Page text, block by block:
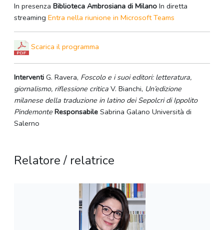
In presenza Biblioteca Ambrosiana di Milano In diretta
streaming Entra nella riunione in Microsoft Teams
Scarica il programma
Interventi G. Ravera, Foscolo e i suoi editori: letteratura,
giornalismo, riflessione critica V. Bianchi, Un’edizione
milanese della traduzione in latino dei Sepolcri di Ippolito
Pindemonte Responsabile Sabrina Galano Università di
Salerno
Relatore / relatrice